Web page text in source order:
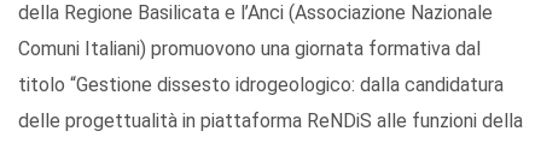
della Regione Basilicata e l’Anci (Associazione Nazionale
Comuni Italiani) promuovono una giornata formativa dal
titolo “Gestione dissesto idrogeologico: dalla candidatura
delle progettualità in piattaforma ReNDiS alle funzioni della